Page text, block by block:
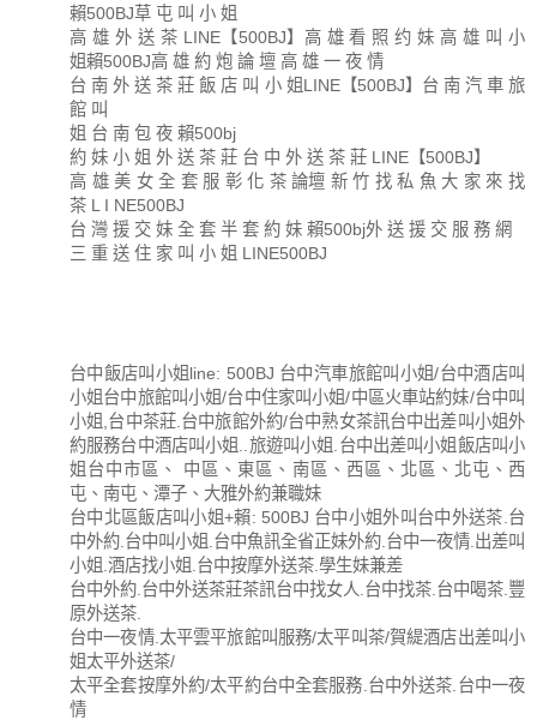
賴500BJ草 屯 叫 小 姐
高 雄 外 送 茶 LINE【500BJ】高 雄 看 照 约 妹 高 雄 叫 小
姐賴500BJ高 雄 約 炮 論 壇 高 雄 一 夜 情
台 南 外 送 茶 莊 飯 店 叫 小 姐LINE【500BJ】台 南 汽 車 旅
館 叫
姐 台 南 包 夜 賴500bj
約 妹 小 姐 外 送 茶 莊 台 中 外 送 茶 莊 LINE【500BJ】
高 雄 美 女 全 套 服 彰 化 茶 論壇 新 竹 找 私 魚 大 家 來 找
茶 L I NE500BJ
台 灣 援 交 妹 全 套 半 套 約 妹 賴500bj外 送 援 交 服 務 網
三 重 送 住 家 叫 小 姐 LINE500BJ
台中飯店叫小姐line: 500BJ 台中汽車旅館叫小姐/台中酒店叫
小姐台中旅館叫小姐/台中住家叫小姐/中區火車站約妹/台中叫
小姐,台中茶莊.台中旅館外約/台中熟女茶訊台中出差叫小姐外
約服務台中酒店叫小姐..旅遊叫小姐.台中出差叫小姐飯店叫小
姐台中市區、 中區、東區、南區、西區、北區、北屯、西
屯、南屯、潭子、大雅外約兼職妹
台中北區飯店叫小姐+賴: 500BJ 台中小姐外叫台中外送茶.台
中外約.台中叫小姐.台中魚訊全省正妹外約.台中一夜情.出差叫
小姐.酒店找小姐.台中按摩外送茶.學生妹兼差
台中外約.台中外送茶莊茶訊台中找女人.台中找茶.台中喝茶.豐
原外送茶.
台中一夜情.太平雲平旅館叫服務/太平叫茶/賀緹酒店出差叫小
姐太平外送茶/
太平全套按摩外約/太平約台中全套服務.台中外送茶.台中一夜
情